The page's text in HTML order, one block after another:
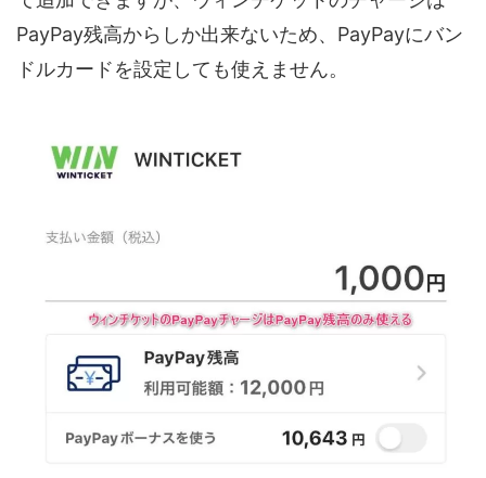
PayPay残高からしか出来ないため、PayPayにバン
ドルカードを設定しても使えません。